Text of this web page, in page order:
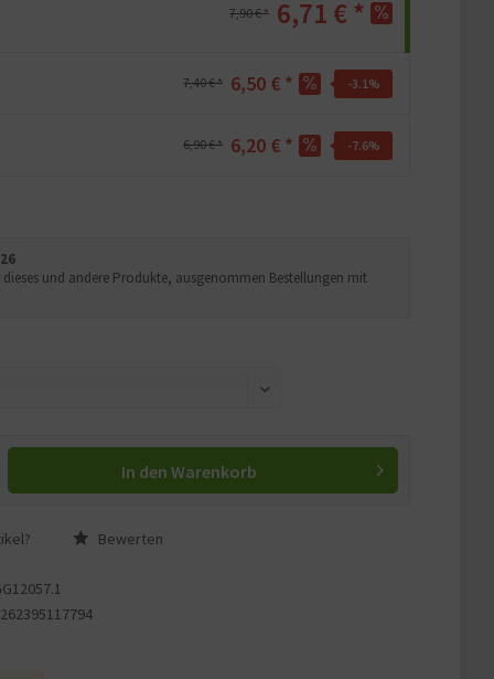
7,90 € * 6,71 € *
7,40 € * 6,50 € * -3.1 %
6,90 € * 6,20 € * -7.6%
dieses und andere Produkte, ausgenommen Bestellungen mit
In den Warenkorb
Bewerten